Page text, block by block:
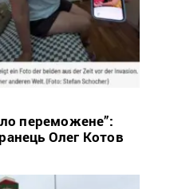
переможене”:
Олег Котов